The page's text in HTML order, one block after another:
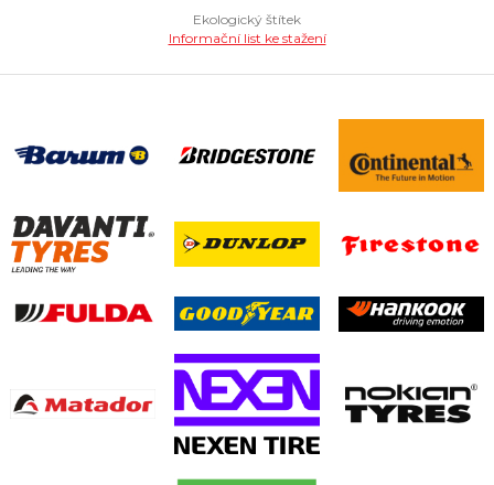
Ekologický štítek
Informační list ke stažení